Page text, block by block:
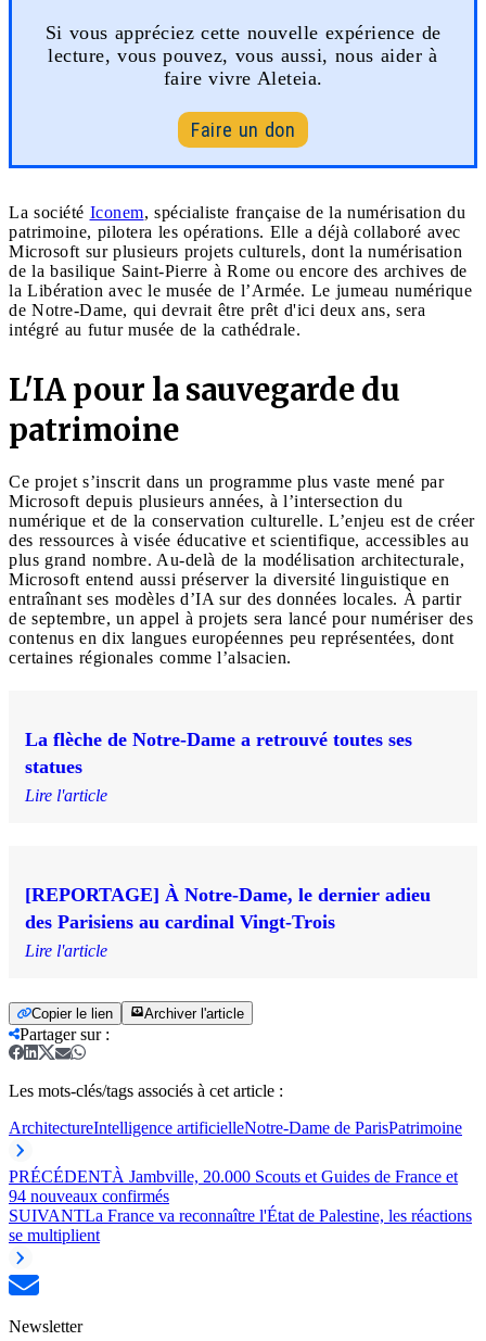
Si vous appréciez cette nouvelle expérience de
lecture, vous pouvez, vous aussi, nous aider à
faire vivre Aleteia.
Faire un don
La société Iconem, spécialiste française de la numérisation du
patrimoine, pilotera les opérations. Elle a déjà collaboré avec
Microsoft sur plusieurs projets culturels, dont la numérisation
de la basilique Saint-Pierre à Rome ou encore des archives de
la Libération avec le musée de l’Armée. Le jumeau numérique
de Notre-Dame, qui devrait être prêt d'ici deux ans, sera
intégré au futur musée de la cathédrale.
L'IA pour la sauvegarde du
patrimoine
Ce projet s’inscrit dans un programme plus vaste mené par
Microsoft depuis plusieurs années, à l’intersection du
numérique et de la conservation culturelle. L’enjeu est de créer
des ressources à visée éducative et scientifique, accessibles au
plus grand nombre. Au-delà de la modélisation architecturale,
Microsoft entend aussi préserver la diversité linguistique en
entraînant ses modèles d’IA sur des données locales. À partir
de septembre, un appel à projets sera lancé pour numériser des
contenus en dix langues européennes peu représentées, dont
certaines régionales comme l’alsacien.
La flèche de Notre-Dame a retrouvé toutes ses
statues
Lire l'article
[REPORTAGE] À Notre-Dame, le dernier adieu
des Parisiens au cardinal Vingt-Trois
Lire l'article
Copier le lien Archiver l'article
Partager sur:
Les mots-clés/tags associés à cet article :
ArchitectureIntelligence artificielleNotre-Dame de ParisPatrimoine
PRÉCÉDENTÀ Jambville, 20.000 Scouts et Guides de France et
94 nouveaux confirmés
SUIVANTLa France va reconnaître l'État de Palestine, les réactions
se multiplient
Newsletter